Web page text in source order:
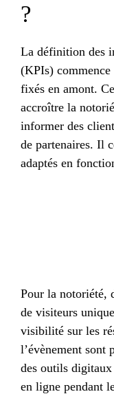
?
La définition des
(KPIs)
fixés en amont.
accroître la
informer des
de partenaires. Il
adaptés en
Pour la notoriété,
de visiteurs
visibilité sur les
l’évènement sont
des outils digitaux
en ligne pendant